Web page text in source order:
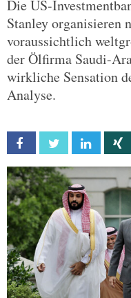
Die US-
Stanley organisieren
voraussichtlich
der Ölfirma Saudi-
wirkliche Sensation
Analyse.
Facebook Twitter Linkedin